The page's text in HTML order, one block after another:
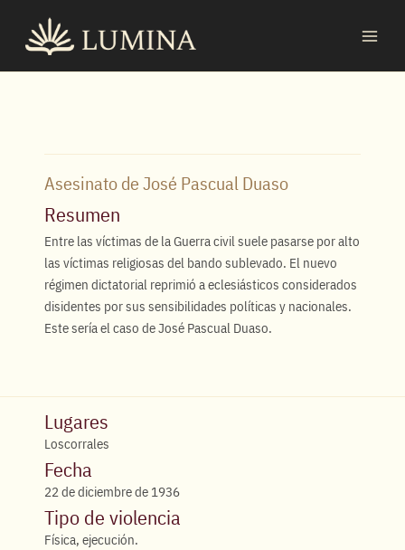
contenido
Asesinato de José Pascual Duaso
Resumen
Entre las víctimas de la Guerra civil suele pasarse por alto
las víctimas religiosas del bando sublevado. El nuevo
régimen dictatorial reprimió a eclesiásticos considerados
disidentes por sus sensibilidades políticas y nacionales.
Este sería el caso de José Pascual Duaso.
Lugares
Loscorrales
Fecha
22 de diciembre de 1936
Tipo de violencia
Física, ejecución.